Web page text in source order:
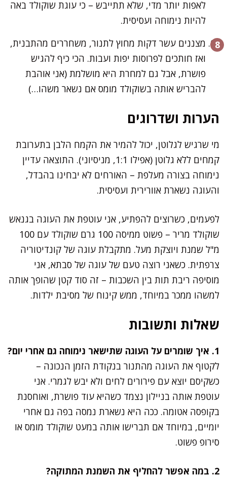
לאפות יותר מדי, שלא תתייבש – כי עוגת שוקולד באה
להיות נימוחה ועסיסית.
מצננים עשר דקות מחוץ לתנור, משחררים מהתבנית,
ואז חותכים לפרוסות יפות ועבות. הכי כיף להגיש
פושרת, אבל גם למחרת היא מושלמת (אני אוהבת
להבריש אותה בשוקולד מומס אם נשאר משהו…)
הערות ושדרוגים
מי שרגיש לגלוטן, יכול להמיר את הקמח הלבן בתערובת
קמחים ללא גלוטן (אפילו 1:1, מניסיוני). התוצאה עדיין
נימוחה בצורה מעלפת – האורחים לא יבחינו בהבדל,
והעוגה נשארת אוורירית ועסיסית.
לפעמים, כשרוצים להפתיע, אני עוטפת את העוגה בגנאש
שוקולד מריר – פשוט ממיסה 100 גרם שוקולד עם 100
מ"ל שמנת ויוצקת מעל. מתקבלת עוגה של קונדיטוריה
צרפתית. כשאני רוצה טעם של עוגה של סבתא, אני
מוסיפה ריבת תות בין השכבות – זה סוד קטן שהופך אותה
למשהו ממכר במיוחד, ממש קינוח של מסיבת ילדות.
שאלות ותשובות
1. איך שומרים על העוגה שתישאר נימוחה גם אחרי יום?
לקטוף את העוגה מהתנור בנקודת הזמן הנכונה –
כשקיסם יוצא עם פירורים לחים ולא יבש לגמרי. אני
עוטפת אותה בניילון נצמד כשהיא עוד פושרת, ואוחסנת
בקופסה אטומה. ככה היא נשארת נמסה בפה גם אחרי
יומיים, במיוחד אם תברישו אותה במעט שוקולד מומס או
סירופ פשוט.
2. במה אפשר להחליף את השמנת המתוקה?